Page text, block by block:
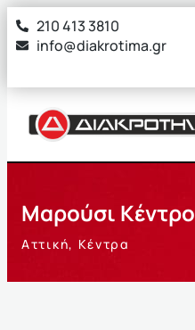
στο
περιεχόμενο
210 413 3810
info@diakrotima.gr
Μαρούσι Κέντρο
Αττική, Κέντρα